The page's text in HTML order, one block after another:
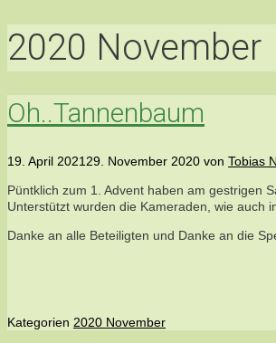
2020 November
Oh..Tannenbaum
19. April 202129. November 2020 von Tobias
Püntklich zum 1. Advent haben am gestrigen
Unterstützt wurden die Kameraden, wie auch
Danke an alle Beteiligten und Danke an die
Kategorien 2020 November